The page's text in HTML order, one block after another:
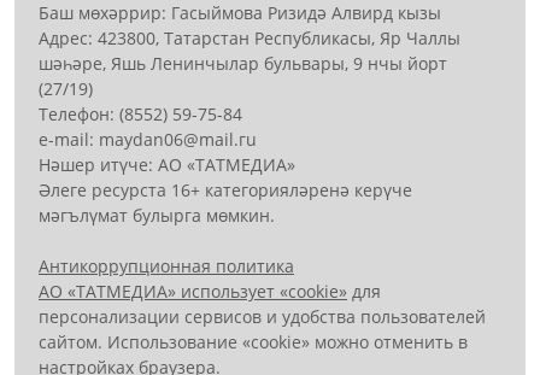
Баш мөхәррир: Гасыймова Ризидә Алвирд кызы
Адрес: 423800, Татарстан Республикасы, Яр Чаллы
шәһәре, Яшь Ленинчылар бульвары, 9 нчы йорт
(27/19)
Телефон: (8552) 59-75-84
е-mail: mауdаn06@mail.гu
Нәшер итүче: АО «ТАТМЕДИА»
Әлеге ресурста 16+ категорияләренә керүче
мәгълүмат булырга мөмкин.
Антикоррупционная политика
АО «ТАТМЕДИА» использует «cookie» для
персонализации сервисов и удобства пользователей
сайтом. Использование «cookie» можно отменить в
настройках браузера.